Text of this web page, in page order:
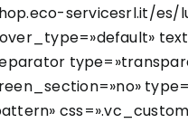
servicesrl.it/